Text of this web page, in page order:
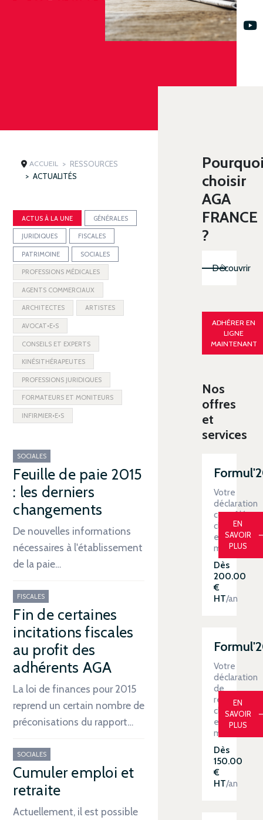
ACCUEIL
RESSOURCES
ACTUALITÉS
ACTUS À LA UNE GÉNÉRALES
JURIDIQUES FISCALES
PATRIMOINE SOCIALES
PROFESSIONS MÉDICALES
AGENTS COMMERCIAUX
ARCHITECTES ARTISTES
AVOCAT•E•S
CONSEILS ET EXPERTS
KINÉSITHÉRAPEUTES
PROFESSIONS JURIDIQUES
FORMATEURS ET MONITEURS
INFIRMIER•E•S
SOCIALES
Feuille de paie 2015
: les derniers
changements
De nouvelles informations
nécessaires à l'établissement
de la paie…
FISCALES
Fin de certaines
incitations fiscales
au profit des
adhérents AGA
La loi de finances pour 2015
reprend un certain nombre de
préconisations du rapport…
SOCIALES
Cumuler emploi et
retraite
Actuellement, il est possible
choisir
AGA
FRANCE
?
Découvrir
ADHÉRER EN
LIGNE
MAINTENANT
Nos
offres
et
services
Votre
déclaration
contrôlée
clé
en
main
Dès
200.00
€
HT/an
EN
SAVOIR
PLUS
Votre
déclaration
de
revenus
clé
en
main
Dès
150.00
€
HT/an
EN
SAVOIR
PLUS